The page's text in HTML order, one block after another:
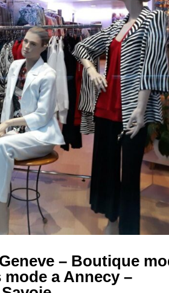
– Boutique
a Annecy –